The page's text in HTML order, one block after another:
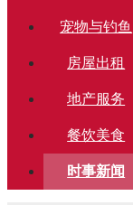
宠物与钓鱼
房屋出租
地产服务
餐饮美食
时事新闻